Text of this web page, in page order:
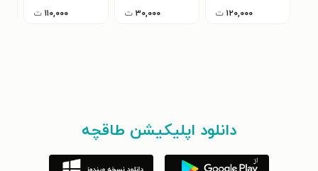
۱۲۰,۰۰۰ ت ۳۰,۰۰۰ ت ۱۱۰,۰۰۰ ت
دانلود اپلیکیشن طاقچه